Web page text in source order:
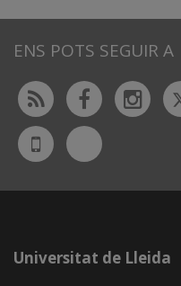
ENS POTS SEGUIR A
Rss Facebook
UdL
App
Bluesky
Universitat de Lleida